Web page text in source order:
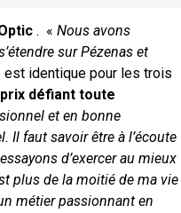
. « Nous avons
sur Pézenas et
est identique pour les trois
défiant toute
et en bonne
Il faut savoir être à l’écoute
d’exercer au mieux
plus de la moitié de ma vie
métier passionnant en